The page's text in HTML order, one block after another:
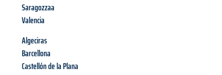
Saragozzaa
Valencia
Algeciras
Barcellona
Castellón de la Plana